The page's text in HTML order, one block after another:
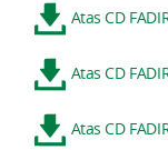
Atas CD
Atas CD
Atas CD